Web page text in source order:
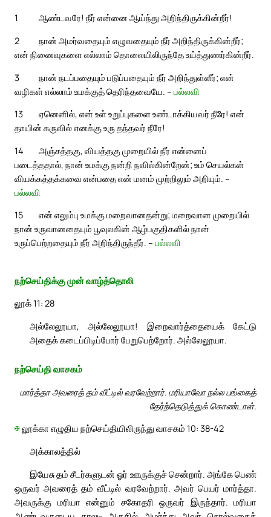
1
ஆண்டவரே! நீர் என்னை ஆய்ந்து அறிந்திருக்கின்றீர்!
2
நான் அமர்வதையும் எழுவதையும் நீர் அறிந்திருக்கின்றீர்;
என் நினைவுகளை எல்லாம் தொலையிலிருந்தே உய்த்துணர்கின்றீர்.
3
நான் நடப்பதையும் படுப்பதையும் நீர் அறிந்துள்ளீர்; என்
வழிகள் எல்லாம் உமக்குத் தெரிந்தவையே. – பல்லவி
13
ஏனெனில், என் உள் உறுப்புகளை உண்டாக்கியவர் நீரே! என்
தாயின் கருவில் எனக்கு உரு தந்தவர் நீரே!
14
அஞ்சத்தகு, வியத்தகு முறையில் நீர் என்னைப்
படைத்ததால், நான் உமக்கு நன்றி நவில்கின்றேன்; உம் செயல்கள்
வியக்கத்தக்கவை என்பதை என் மனம் முற்றிலும் அறியும். –
பல்லவி
15
என் எலும்பு உமக்கு மறைவானதன்று; மறைவான முறையில்
நான் உருவானதையும் பூவுலகின் ஆழ்பகுதிகளில் நான்
உருப்பெற்றதையும் நீர் அறிந்திருந்தீர். – பல்லவி
நற்செய்திக்கு முன் வாழ்த்தொலி
லூக் 11: 28
அல்லேலூயா, அல்லேலூயா! இறைவார்த்தையைக் கேட்டு
அதைக் கடைப்பிடிப்போர் பேறுபெற்றோர். அல்லேலூயா.
நற்செய்தி வாசகம்
மார்த்தா அவரைத் தம் வீட்டில் வரவேற்றார். மரியாவோ நல்ல பங்கைத்
தேர்ந்தெடுத்துக் கொண்டாள்.
✠லூக்கா எழுதிய நற்செய்தியிலிருந்து வாசகம் 10: 38-42
அக்காலத்தில்
இயேசு தம் சீடர்களுடன் ஓர் ஊருக்குச் சென்றார். அங்கே பெண்
ஒருவர் அவரைத் தம் வீட்டில் வரவேற்றார். அவர் பெயர் மார்த்தா.
அவருக்கு மரியா என்னும் சகோதரி ஒருவர் இருந்தார். மரியா